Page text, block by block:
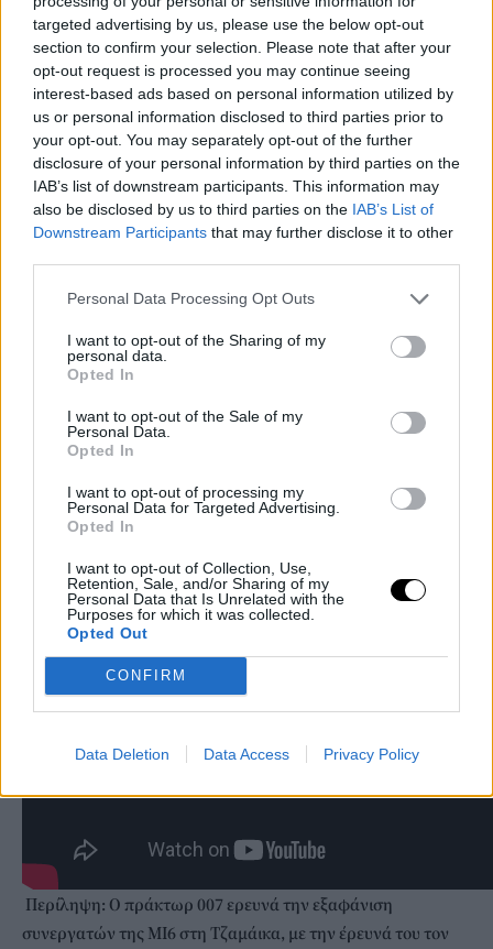
targeted advertising by us, please use the below opt-out
section to confirm your selection. Please note that after your
opt-out request is processed you may continue seeing
interest-based ads based on personal information utilized by
us or personal information disclosed to third parties prior to
your opt-out. You may separately opt-out of the further
disclosure of your personal information by third parties on the
IAB’s list of downstream participants. This information may
also be disclosed by us to third parties on the IAB’s List of
Downstream Participants that may further disclose it to other
Personal Data Processing Opt Outs
I want to opt-out of the Sharing of my
personal data.
Opted In
I want to opt-out of the Sale of my
Personal Data.
Opted In
I want to opt-out of processing my
Personal Data for Targeted Advertising.
Opted In
I want to opt-out of Collection, Use,
Retention, Sale, and/or Sharing of my
Personal Data that Is Unrelated with the
Purposes for which it was collected.
Opted Out
CONFIRM
Data Deletion Data Access Privacy Policy
Παίζουν: Σον Κόνερι, Μπέρναρντ Λι, Τζόζεφ Γουάισμαν,
Ούρσουλα Άντρες, Τζακ Λορντ, Λόις Μάξγουελ
Περίληψη: Ο πράκτωρ 007 ερευνά την εξαφάνιση
συνεργατών της ΜΙ6 στη Τζαμάικα, με την έρευνά του τον